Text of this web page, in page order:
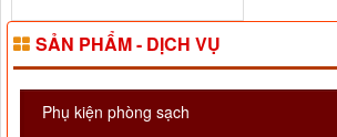
SẢN PHẨM - DỊCH VỤ
Phụ kiện phòng sạch